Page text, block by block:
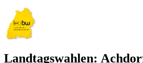
Landtagswahlen: